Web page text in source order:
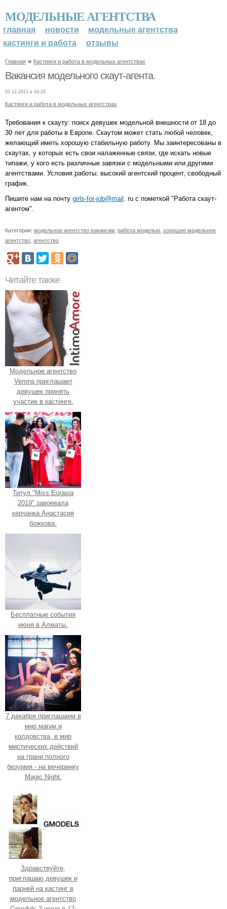
МОДЕЛЬНЫЕ АГЕНТСТВА
главная новости
модельные агентства
кастинги и работа
отзывы
Главная » Кастинги и работа в модельных агентствах
Вакансия модельного скаут-агента.
05.12.2013 в 04:20
Кастинги и работа в модельных агентствах
Требования к скауту: поиск девушек модельной внешности от 18 до
30 лет для работы в Европе. Скаутом может стать любой человек,
желающий иметь хорошую стабильную работу. Мы заинтересованы в
скаутах, у которых есть свои налаженные связи, где искать новые
типажи, у кого есть различные завязки с модельными или другими
агентствами. Условия работы: высокий агентский процент, свободный
график.
Пишите нам на почту girls-for-job@mail . ru с пометкой "Работа скаут-
агентом".
Категории: модельное агентство вакансии работа моделью хорошее модельное
агентство агентство
Читайте также
Модельное агентство
Verona приглашает
девушек принять
участие в кастинге.
Титул "Miss Eurasia
2019" завоевала
керчанка Анастасия
божкова.
Бесплатные события
июня в Алматы.
7 декабря приглашаем в
мир магии и
колдовства, в мир
мистических действий
на грани полного
безумия - на вечеринку
Magic Night.
Здравствуйте,
приглашаю девушек и
парней на кастинг в
модельное агентство